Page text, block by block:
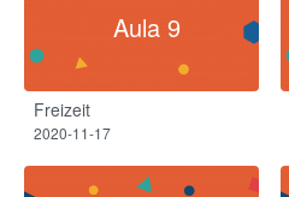
Aula 9
Freizeit
2020-11-17